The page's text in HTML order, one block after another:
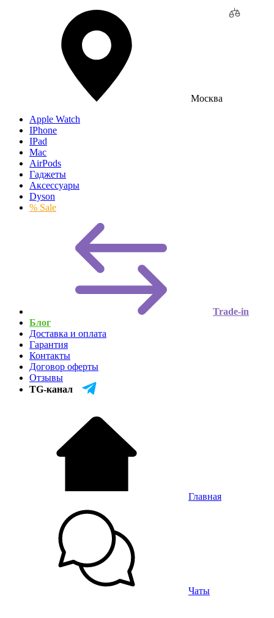
Москва
Apple Watch
IPhone
IPad
Mac
AirPods
Гаджеты
Аксессуары
Dyson
% Sale
Trade-in
Блог
Доставка и оплата
Гарантия
Контакты
Договор оферты
Отзывы
TG-канал
Главная
Чаты